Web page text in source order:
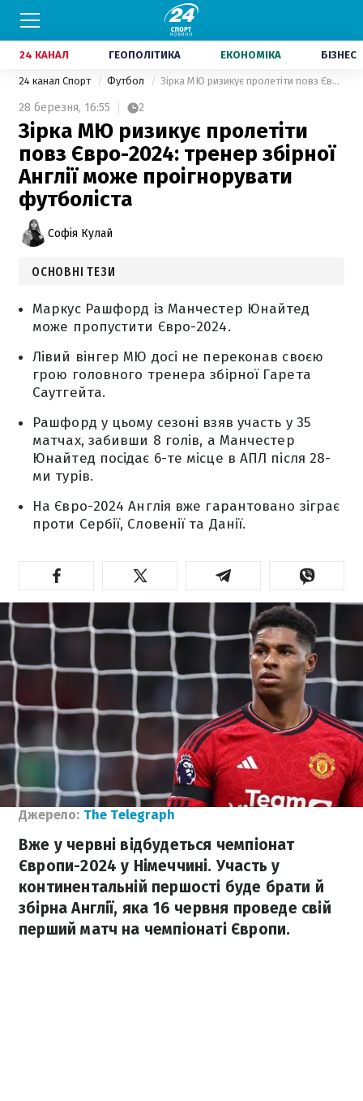
24 КАНАЛ ГЕОПОЛІТИКА ЕКОНОМІКА БІЗНЕС
24 канал Спорт Футбол Зірка МЮ ризикує пролетіти повз Євро-2024: тренер збірної Англії може проігнорувати футболіста
28 березня, 16:55 2
Зірка МЮ ризикує пролетіти
повз Євро-2024: тренер збірної
Англії може проігнорувати
футболіста
Софія Кулай
ОСНОВНІ ТЕЗИ
Маркус Рашфорд із Манчестер Юнайтед
може пропустити Євро-2024.
Лівий вінгер МЮ досі не переконав своєю
грою головного тренера збірної Гарета
Саутгейта.
Рашфорд у цьому сезоні взяв участь у 35
матчах, забивши 8 голів, а Манчестер
Юнайтед посідає 6-те місце в АПЛ після 28-
ми турів.
На Євро-2024 Англія вже гарантовано зіграє
проти Сербії, Словенії та Данії.
Джерело: The Telegraph
Вже у червні відбудеться чемпіонат
Європи-2024 у Німеччині. Участь у
континентальній першості буде брати й
збірна Англії, яка 16 червня проведе свій
перший матч на чемпіонаті Європи.